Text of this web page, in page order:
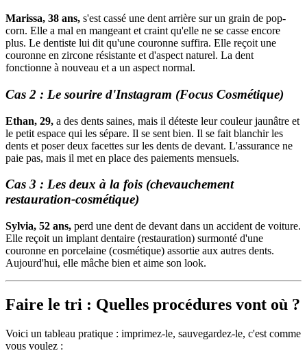
Marissa, 38 ans, s'est cassé une dent arrière sur un grain de pop-
corn. Elle a mal en mangeant et craint qu'elle ne se casse encore
plus. Le dentiste lui dit qu'une couronne suffira. Elle reçoit une
couronne en zircone résistante et d'aspect naturel. La dent
fonctionne à nouveau et a un aspect normal.
Cas 2 : Le sourire d'Instagram (Focus Cosmétique)
Ethan, 29, a des dents saines, mais il déteste leur couleur jaunâtre et
le petit espace qui les sépare. Il se sent bien. Il se fait blanchir les
dents et poser deux facettes sur les dents de devant. L'assurance ne
paie pas, mais il met en place des paiements mensuels.
Cas 3 : Les deux à la fois (chevauchement
restauration-cosmétique)
Sylvia, 52 ans, perd une dent de devant dans un accident de voiture.
Elle reçoit un implant dentaire (restauration) surmonté d'une
couronne en porcelaine (cosmétique) assortie aux autres dents.
Aujourd'hui, elle mâche bien et aime son look.
Faire le tri : Quelles procédures vont où ?
Voici un tableau pratique : imprimez-le, sauvegardez-le, c'est comme
vous voulez :